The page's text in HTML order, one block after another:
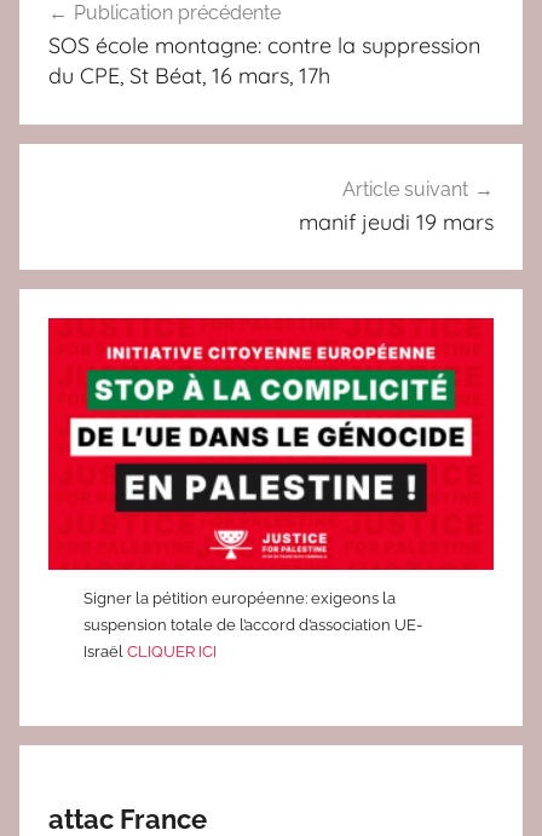
v
c
de
l’article
Publication précédente
SOS école montagne: contre la suppression
du CPE, St Béat, 16 mars, 17h
Article suivant
manif jeudi 19 mars
Signer la pétition européenne: exigeons la
suspension totale de l’accord d’association UE-
IsraëlCLIQUER ICI
attac France